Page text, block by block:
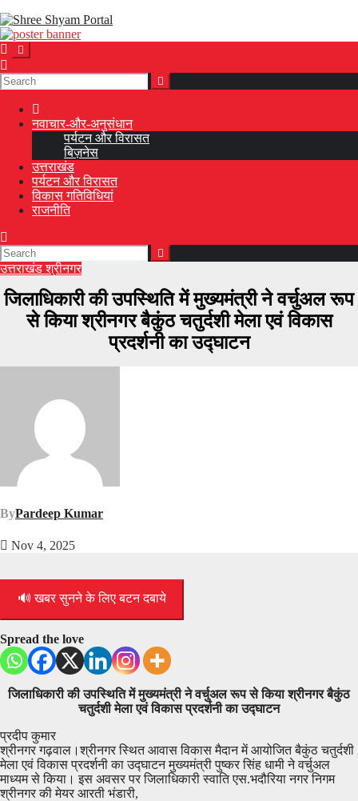
Skip
to
content
नवाचार-और-अनुसंधान
पर्यटन और विरासत
बिज़नेस
उत्तराखंड
पर्यटन और विरासत
विकास गतिविधियां
राजनीति
उत्तराखंडश्रीनगर
जिलाधिकारी की उपस्थिति में मुख्यमंत्री ने वर्चुअल रूप
से किया श्रीनगर बैकुंठ चतुर्दशी मेला एवं विकास
प्रदर्शनी का उद्घाटन
ByPardeep Kumar
Nov 4, 2025
🔊 खबर सुनने के लिए बटन दबाये
Spread the love
जिलाधिकारी की उपस्थिति में मुख्यमंत्री ने वर्चुअल रूप से किया श्रीनगर बैकुंठ
चतुर्दशी मेला एवं विकास प्रदर्शनी का उद्घाटन
प्रदीप कुमार
श्रीनगर गढ़वाल।श्रीनगर स्थित आवास विकास मैदान में आयोजित बैकुंठ चतुर्दशी
मेला एवं विकास प्रदर्शनी का उद्घाटन मुख्यमंत्री पुष्कर सिंह धामी ने वर्चुअल
माध्यम से किया। इस अवसर पर जिलाधिकारी स्वाति एस.भदौरिया नगर निगम
श्रीनगर की मेयर आरती भंडारी,